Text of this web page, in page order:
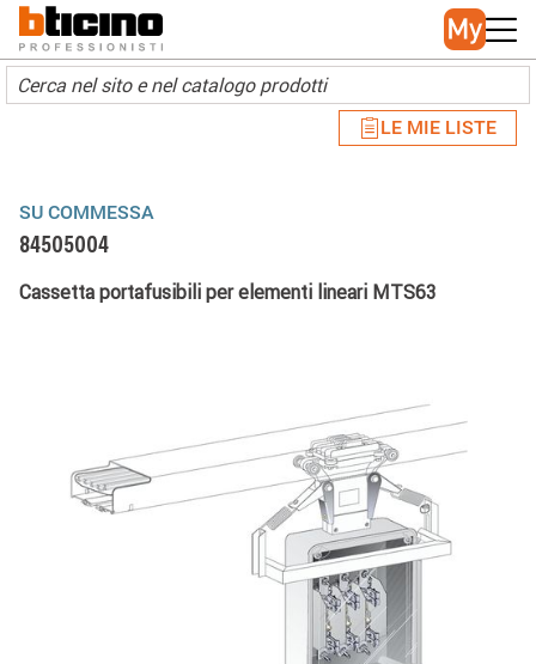
Skip to main content
Main navigation
LE MIE LISTE
SU COMMESSA
84505004
Cassetta portafusibili per elementi lineari MTS63